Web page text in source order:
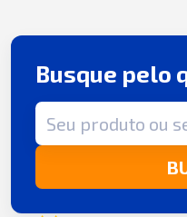
Busque pelo
Termo de busca